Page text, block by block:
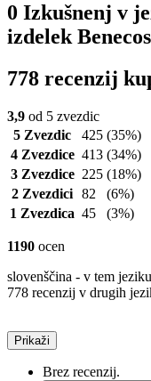
0 Izkušnenj v
izdelek
778 recenzij
3,9 od 5 zvezdic
5 Zvezdic
425 (35%)
4 Zvezdice 413 (34%)
3 Zvezdice 225 (18%)
2 Zvezdici 82
(6%)
1 Zvezdica 45 (3%)
1190 ocen
slovenščina - v tem
778 recenzij v drugih
Prikaži
Brez recenzij.